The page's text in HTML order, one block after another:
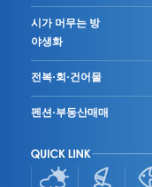
시가 머무는 방
야생화
전복·회·건어물
펜션·부동산매매